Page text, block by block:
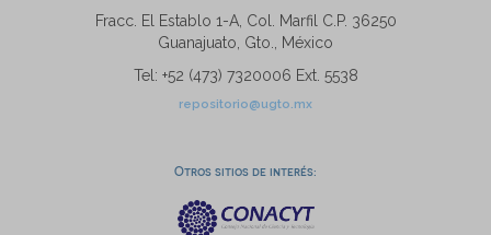
Fracc. El Establo 1-A, Col. Marfil C.P. 36250
Guanajuato, Gto., México
Tel: +52 (473) 7320006 Ext. 5538
repositorio@ugto.mx
Otros sitios de interés: